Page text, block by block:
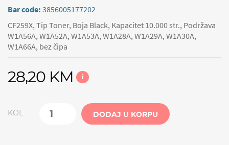
Bar code: 3856005177202
CF259X, Tip Toner, Boja Black, Kapacitet 10.000 str., Podržava
W1A56A, W1A52A, W1A53A, W1A28A, W1A29A, W1A30A,
W1A66A, bez čipa
28,20 KM i
KOL DODAJ U KORPU